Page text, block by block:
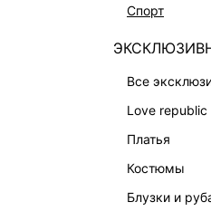
спорт
все
love
платья
костюмы
блузки и
КАПСУЛЬНЫЙ ГАРДЕРОБ
БОХО-ШИК
В ОТТЕНКАХ СЕРОГО
LOVE REPUBLIC MAISON
ДАЙДЖЕСТ